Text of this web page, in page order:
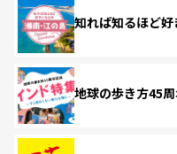
知れば知るほど
地球の歩き方45